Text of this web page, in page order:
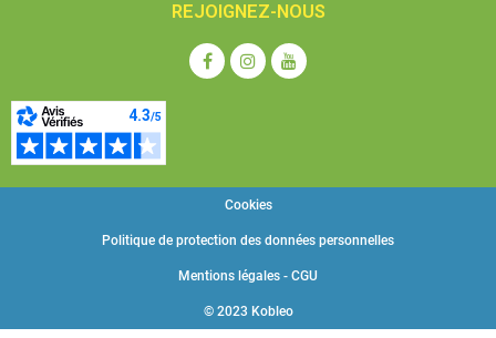
REJOIGNEZ-NOUS
© 2023 Kobleo
Mentions légales - CGU
Politique de protection des données personnelles
Cookies